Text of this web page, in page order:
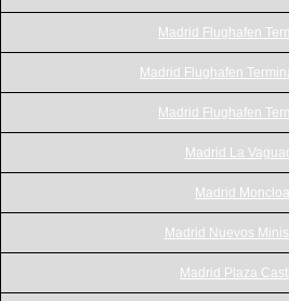
Madrid Flughafen
Madrid Flughafen
Madrid Flughafen
Madrid La
Madrid Moncloa
Madrid Nuevos
Madrid Plaza